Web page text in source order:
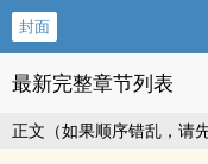
封面
最新完整章节列表
正文（如果顺序错乱，请